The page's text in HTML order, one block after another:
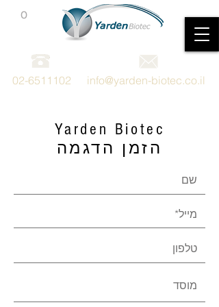
02-6511102 info@yarden-biotec.co.il
0
Yarden Biotec
הזמן הדגמה